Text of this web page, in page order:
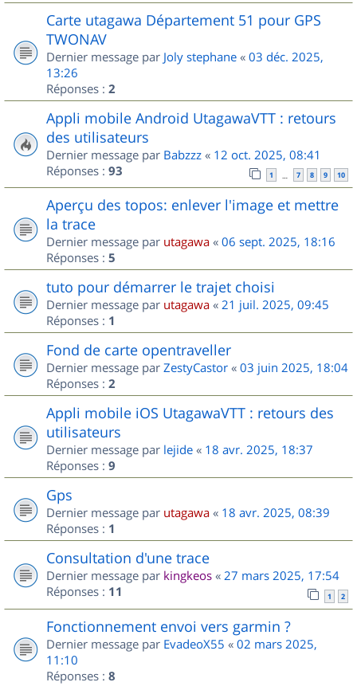
Carte utagawa Département 51 pour GPS
TWONAV
Dernier message par Joly stephane « 03 déc. 2025,
13:26
Réponses : 2
Appli mobile Android UtagawaVTT : retours
des utilisateurs
Dernier message par Babzzz « 12 oct. 2025, 08:41
Réponses : 93 1 … 7 8 9 10
Aperçu des topos: enlever l'image et mettre
la trace
Dernier message par utagawa « 06 sept. 2025, 18:16
Réponses : 5
tuto pour démarrer le trajet choisi
Dernier message par utagawa « 21 juil. 2025, 09:45
Réponses : 1
Fond de carte opentraveller
Dernier message par ZestyCastor « 03 juin 2025, 18:04
Réponses : 2
Appli mobile iOS UtagawaVTT : retours des
utilisateurs
Dernier message par lejide « 18 avr. 2025, 18:37
Réponses : 9
Gps
Dernier message par utagawa « 18 avr. 2025, 08:39
Réponses : 1
Consultation d'une trace
Dernier message par kingkeos « 27 mars 2025, 17:54
Réponses : 11 1 2
Fonctionnement envoi vers garmin ?
Dernier message par EvadeoX55 « 02 mars 2025,
11:10
Réponses : 8